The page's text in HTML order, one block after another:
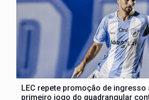
LEC repete promoção de ingresso
primeiro jogo do quadrangular